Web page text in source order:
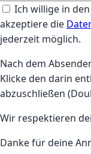
Ich willige in
akzeptiere die
jederzeit möglich.
Nach dem
Klicke den darin
abzuschließen
Wir respektieren
Danke für deine